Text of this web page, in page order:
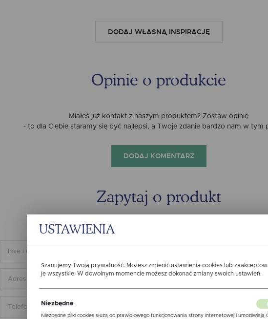
DODAJ WŁASNĄ INSPIRACJĘ
Opinie o produkcie
Miałeś już kontakt z naszym produktem? Zostaw opinię
- to dla Ciebie staramy się być najlepsi, a Twoje zdanie bardzo nam w tym
DODAJ KOMENTARZ
Zapytaj o produkt
USTAWIENIA
Szanujemy Twoją prywatność. Możesz zmienić ustawienia cookies lub
je wszystkie. W dowolnym momencie możesz dokonać zmiany swoich ustawień.
Niezbędne
Niezbędne pliki cookies służą do prawidłowego funkcjonowania strony internetowej i umożliwiają